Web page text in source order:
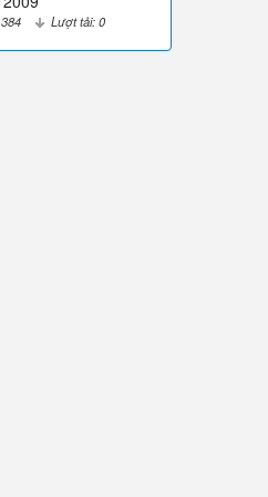
Lượt tải: 0